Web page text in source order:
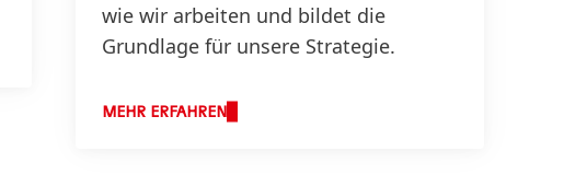
wie wir arbeiten und bildet die
Grundlage für unsere Strategie.
MEHR ERFAHREN